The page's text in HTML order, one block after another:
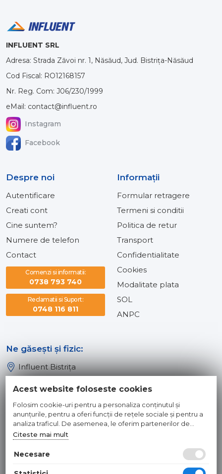
INFLUENT SRL
Adresa: Strada Zăvoi nr. 1, Năsăud, Jud. Bistrița-Năsăud
Cod Fiscal: RO12168157
Nr. Reg. Com: J06/230/1999
eMail: contact@influent.ro
Instagram
Facebook
Despre noi
Autentificare
Creati cont
Cine suntem?
Numere de telefon
Contact
Comenzi si informatii:
0738 793 740
Reclamatii si Suport:
0748 116 811
Informaţii
Formular retragere
Termeni si conditii
Politica de retur
Transport
Confidentialitate
Cookies
Modalitate plata
SOL
ANPC
Ne găsești și fizic:
Influent Bistrița
Influent Dej
© 2026 INFLUENT SRL
Toate preturile sunt exprimate in lei si includ tva. Ofertele sunt
Acest website foloseste cookies
Folosim cookie-uri pentru a personaliza conținutul și
anunțurile, pentru a oferi funcții de rețele sociale și pentru a
analiza traficul. De asemenea, le oferim partenerilor de
rețele sociale, de publicitate și de analize informații cu privire
la modul în care folosiți site-ul nostru. Aceștia le pot combina
cu alte informații oferite de dvs. sau culese în urma folosirii
Citeste mai mult
Necesare